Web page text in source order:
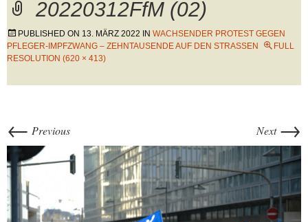
20220312FfM (02)
PUBLISHED ON 13. MÄRZ 2022 IN WACHSENDER PROTEST GEGEN
PFLEGER-IMPFZWANG – ZEHNTAUSENDE AUF DEN STRASSEN
FULL
RESOLUTION (620 × 413)
← Previous Next →